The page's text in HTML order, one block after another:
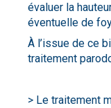
évaluer la
éventuelle de
À l’issue de ce
traitement
> Le traitement